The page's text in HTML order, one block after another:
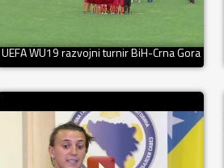
UEFA WU19 razvojni turnir BiH-Crna Gora